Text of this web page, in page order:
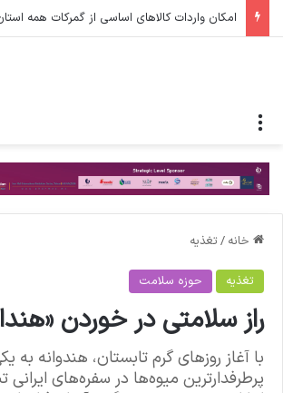
امکان واردات کالاهای اساسی از گمرکات همه
خانه / تغذیه
تغذیه حوزه سلامت
راز سلامتی در خوردن
با آغاز روزهای گرم تابستان، هندوانه به
پرطرفدارترین میوه‌ها در سفره‌های